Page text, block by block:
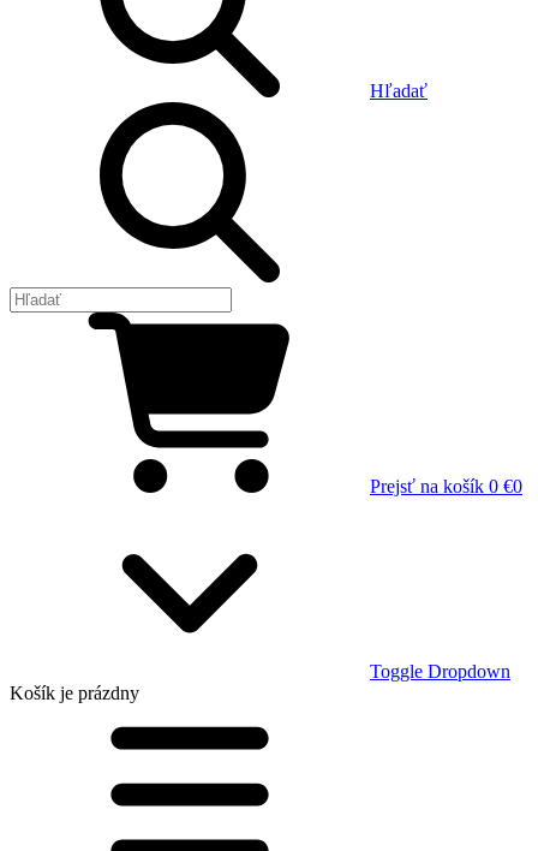
Hľadať
Prejsť na košík 0 €0
Toggle Dropdown
Košík je prázdny